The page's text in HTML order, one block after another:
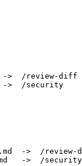
->  /review-diff
->  /security
->  /
->  /security